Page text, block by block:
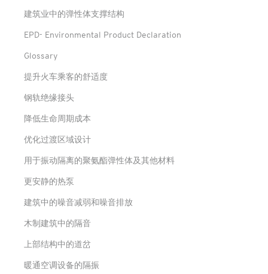
建筑业中的弹性体支撑结构
EPD- Environmental Product Declaration
Glossary
提升火车乘客的舒适度
钢轨绝缘接头
降低生命周期成本
优化过渡区域设计
用于振动隔离的聚氨酯弹性体及其他材料
更安静的热泵
建筑中的噪音减弱和噪音排放
木制建筑中的隔音
上部结构中的道岔
暖通空调设备的隔振